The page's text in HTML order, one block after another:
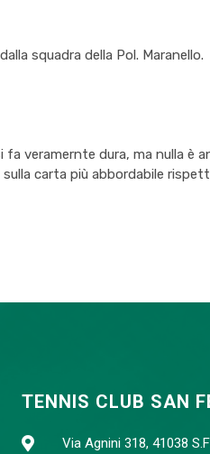
squadra della Pol. Maranello.
veramernte dura, ma nulla
carta più abbordabile
TENNIS CLUB SAN
Via Agnini 318, 41038